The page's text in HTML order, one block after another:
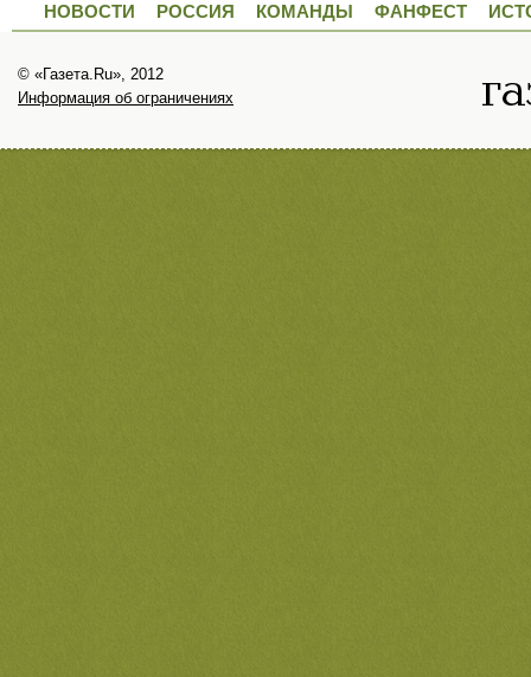
НОВОСТИ РОССИЯ КОМАНДЫ ФАНФЕСТ
© «Газета.Ru», 2012
Информация об ограничениях